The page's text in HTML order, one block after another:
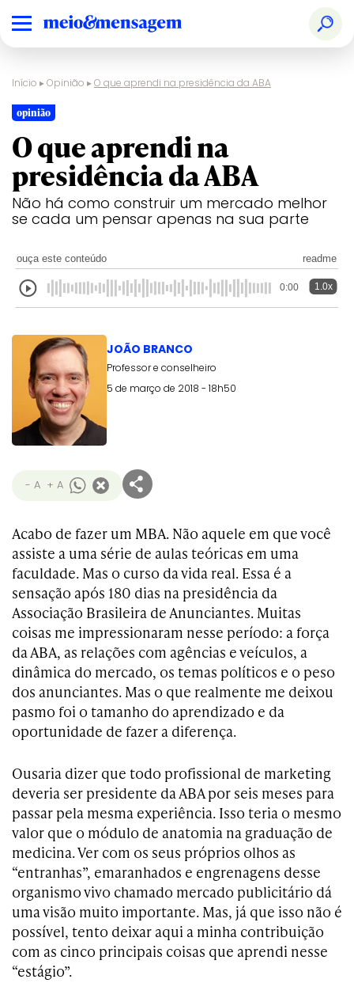
Início ▸Opinião ▸O que aprendi na presidência da ABA
opinião
O que aprendi na
presidência da ABA
Não há como construir um mercado melhor
se cada um pensar apenas na sua parte
ouça este conteúdo readme
0:00 1.0x
JOÃO BRANCO
Professor e conselheiro
5 de março de 2018 - 18h50
- A + A
Acabo de fazer um MBA. Não aquele em que você
assiste a uma série de aulas teóricas em uma
faculdade. Mas o curso da vida real. Essa é a
sensação após 180 dias na presidência da
Associação Brasileira de Anunciantes. Muitas
coisas me impressionaram nesse período: a força
da ABA, as relações com agências e veículos, a
dinâmica do mercado, os temas políticos e o peso
dos anunciantes. Mas o que realmente me deixou
pasmo foi o tamanho do aprendizado e da
oportunidade de fazer a diferença.
Ousaria dizer que todo profissional de marketing
deveria ser presidente da ABA por seis meses para
passar pela mesma experiência. Isso teria o mesmo
valor que o módulo de anatomia na graduação de
medicina. Ver com os seus próprios olhos as
“entranhas”, emaranhados e engrenagens desse
organismo vivo chamado mercado publicitário dá
uma visão muito importante. Mas, já que isso não é
possível, tento deixar aqui a minha contribuição
com as cinco principais coisas que aprendi nesse
“estágio”.